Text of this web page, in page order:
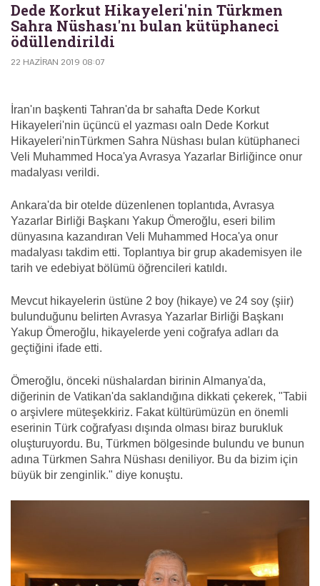
Dede Korkut Hikayeleri'nin Türkmen
Sahra Nüshası'nı bulan kütüphaneci
ödüllendirildi
22 HAZIRAN 2019 08:07
İran'ın başkenti Tahran'da br sahafta Dede Korkut
Hikayeleri'nin üçüncü el yazması oaln Dede Korkut
Hikayeleri'ninTürkmen Sahra Nüshası bulan kütüphaneci
Veli Muhammed Hoca'ya Avrasya Yazarlar Birliğince onur
madalyası verildi.
Ankara'da bir otelde düzenlenen toplantıda, Avrasya
Yazarlar Birliği Başkanı Yakup Ömeroğlu, eseri bilim
dünyasına kazandıran Veli Muhammed Hoca'ya onur
madalyası takdim etti. Toplantıya bir grup akademisyen ile
tarih ve edebiyat bölümü öğrencileri katıldı.
Mevcut hikayelerin üstüne 2 boy (hikaye) ve 24 soy (şiir)
bulunduğunu belirten Avrasya Yazarlar Birliği Başkanı
Yakup Ömeroğlu, hikayelerde yeni coğrafya adları da
geçtiğini ifade etti.
Ömeroğlu, önceki nüshalardan birinin Almanya'da,
diğerinin de Vatikan'da saklandığına dikkati çekerek, "Tabii
o arşivlere müteşekkiriz. Fakat kültürümüzün en önemli
eserinin Türk coğrafyası dışında olması biraz burukluk
oluşturuyordu. Bu, Türkmen bölgesinde bulundu ve bunun
adına Türkmen Sahra Nüshası deniliyor. Bu da bizim için
büyük bir zenginlik." diye konuştu.